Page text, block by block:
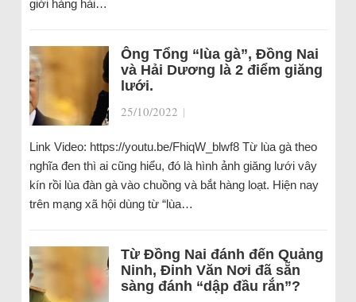
giới hàng hải…
Ông Tổng “lùa gà”, Đồng Nai
và Hải Dương là 2 điểm giăng
lưới.
25/10/2022 |
Link Video: https://youtu.be/FhiqW_blwf8 Từ lùa gà theo
nghĩa đen thì ai cũng hiểu, đó là hình ảnh giăng lưới vây
kín rồi lùa đàn gà vào chuồng và bắt hàng loạt. Hiện nay
trên mạng xã hội dùng từ “lùa…
Từ Đồng Nai đánh đến Quảng
Ninh, Đinh Văn Nơi đã sẵn
sàng đánh “dập đầu rắn”?